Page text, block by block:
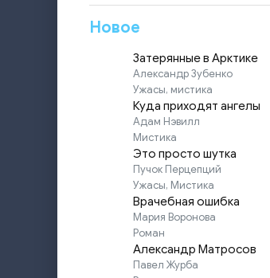
Новое
Затерянные в Арктике
Александр Зубенко
Ужасы, мистика
Куда приходят ангелы
Адам Нэвилл
Мистика
Это просто шутка
Пучок Перцепций
Ужасы, Мистика
Врачебная ошибка
Мария Воронова
Роман
Александр Матросов
Павел Журба